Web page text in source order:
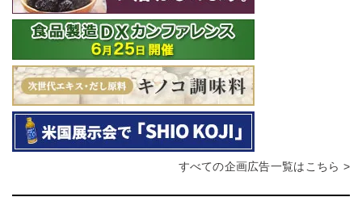
すべての企画広告一覧はこちら >